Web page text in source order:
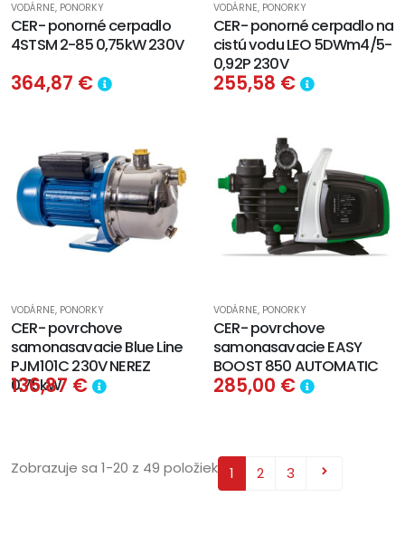
VODÁRNE, PONORKY
CER- ponorné cerpadlo
4STSM 2-85 0,75kW 230V
364,87 €
VODÁRNE, PONORKY
CER- ponorné cerpadlo na
cistú vodu LEO 5DWm4/5-
0,92P 230V
255,58 €
VODÁRNE, PONORKY
CER- povrchove
samonasavacie Blue Line
PJM101C 230V NEREZ
0,75kW
136,87 €
VODÁRNE, PONORKY
CER- povrchove
samonasavacie EASY
BOOST 850 AUTOMATIC
285,00 €
Zobrazuje sa 1-20 z 49 položiek 1 2 3 